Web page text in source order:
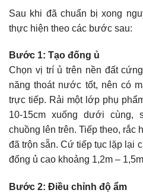
Sau khi đã chuẩn bị xong
thực hiện theo các bước sau:
Bước 1: Tạo đống ủ
Chọn vị trí ủ trên nền đất
năng thoát nước tốt, nên có
trực tiếp. Rải một lớp phụ
10-15cm xuống dưới
chuồng lên trên. Tiếp theo, rắc
đã trộn sẵn. Cứ tiếp tục lặp lại
đống ủ cao khoảng 1,2m –
Bước 2: Điều chỉnh độ ẩm